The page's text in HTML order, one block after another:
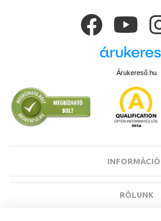
Árukereső.hu
RÓLUNK